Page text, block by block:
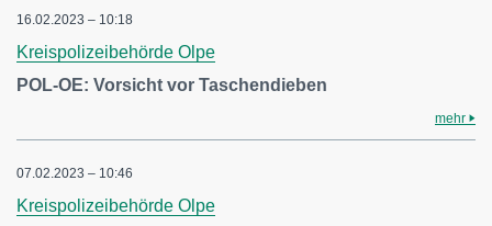
16.02.2023 – 10:18
Kreispolizeibehörde Olpe
POL-OE: Vorsicht vor Taschendieben
mehr
07.02.2023 – 10:46
Kreispolizeibehörde Olpe